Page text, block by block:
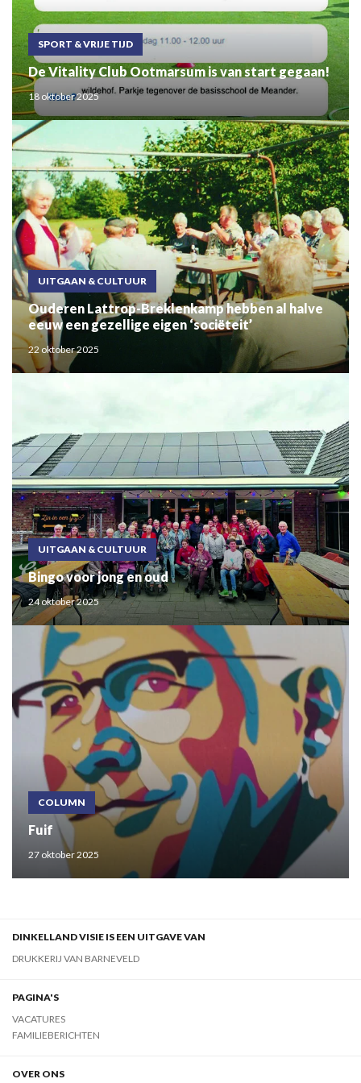
SPORT & VRIJE TIJD
De Vitality Club Ootmarsum is van start gegaan!
18 oktober 2025
UITGAAN & CULTUUR
Ouderen Lattrop-Breklenkamp hebben al halve
eeuw een gezellige eigen ‘sociëteit’
22 oktober 2025
UITGAAN & CULTUUR
Bingo voor jong en oud
24 oktober 2025
COLUMN
Fuif
27 oktober 2025
DINKELLAND VISIE IS EEN UITGAVE VAN
DRUKKERIJ VAN BARNEVELD
PAGINA'S
VACATURES
FAMILIEBERICHTEN
OVER ONS